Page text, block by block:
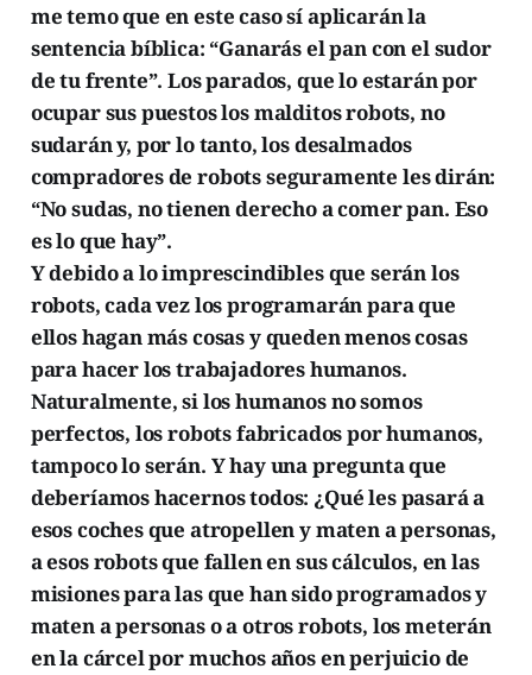
me temo que en este caso sí aplicarán la
sentencia bíblica: “Ganarás el pan con el sudor
de tu frente”. Los parados, que lo estarán por
ocupar sus puestos los malditos robots, no
sudarán y, por lo tanto, los desalmados
compradores de robots seguramente les dirán:
“No sudas, no tienen derecho a comer pan. Eso
es lo que hay”.
Y debido a lo imprescindibles que serán los
robots, cada vez los programarán para que
ellos hagan más cosas y queden menos cosas
para hacer los trabajadores humanos.
Naturalmente, si los humanos no somos
perfectos, los robots fabricados por humanos,
tampoco lo serán. Y hay una pregunta que
deberíamos hacernos todos: ¿Qué les pasará a
esos coches que atropellen y maten a personas,
a esos robots que fallen en sus cálculos, en las
misiones para las que han sido programados y
maten a personas o a otros robots, los meterán
en la cárcel por muchos años en perjuicio de